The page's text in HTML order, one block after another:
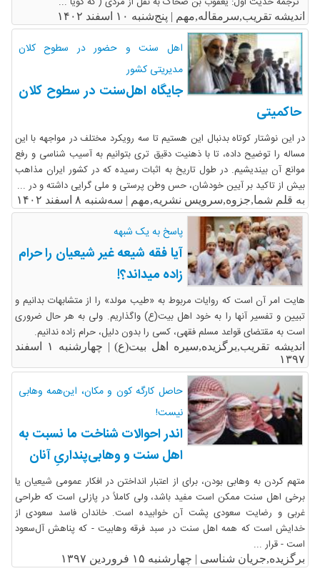
اندیشه تقریب,سرمقاله,مهم | پنج‌شنبه ۱۰ اسفند ۱۴۰۲
اهل سنت و حضور در سطوح کلان
مدیریتی کشور
جایگاه اهل‌سنت در سطوح کلان
حاکمیتی
در این نوشتار کوتاه بدنبال این هستیم تا سه رویکرد مختلف در مواجهه با این
مساله را توضیح داده، تا با ذهنیت دقیق تری بتوانیم به آسیب شناسی و رفع
موانع آن بیندیشیم. در طول تاریخ به اثبات رسیده که در کشور ایران مذاهب
بیش از تاکید بر آیین خودشان، حس وطن پرستی و ملی گرایی داشته و در ...
به قلم شما,جزوه,سرویس نشریه,مهم | سه‌شنبه ۸ اسفند ۱۴۰۲
پاسخ به یک شبهه
آیا فقه شیعه غیر شیعیان را حرام
زاده میداند؟!
هایت امر آن است که روایات مربوط به «طیب مولد» را از متشابهات بدانیم و
تبیین و تفسیر آنها را به خود اهل بیت(ع) واگذاریم. ولی به هر حال ضروری
است به مقتضای قواعد مسلم فقهی، کسی را بدون دلیل، حرام زاده ندانیم.
اندیشه تقریب,برگزیده,سیره اهل بیت(ع) |
چهارشنبه ۱ اسفند
۱۳۹۷
حاصل کارگه کون و مکان، این‌همه وهابی‌
نیست!
اندر احوالات شناخت ما نسبت به
اهل‌ سنت و وهابی‌پنداریِ آنان
متهم کردن به وهابی بودن، برای از اعتبار انداختن‌ در افکار عمومی شیعیان یا
برخی اهل ‌سنت ممکن است مفید باشد، ولی کاملاً در پازلی است که طراحی
غربی و رضایت سعودی پشت آن خوابیده است. خاندان فاسد سعودی از
خدایش است که همه اهل ‌سنت در سبد فرقه وهابیت - که پناهش آل‌سعود
است - قرار ...
برگزیده,جریان شناسی | چهارشنبه ۱۵ فروردین ۱۳۹۷